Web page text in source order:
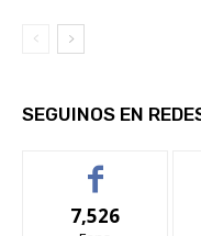
SEGUINOS EN
7,526